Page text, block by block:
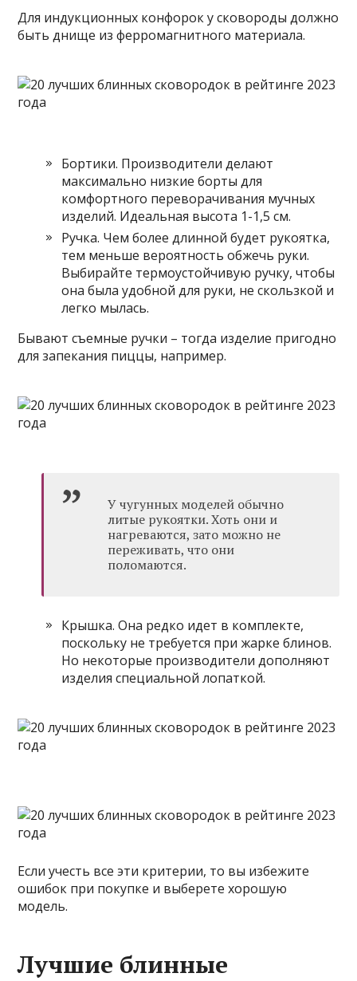
Для индукционных конфорок у сковороды должно
быть днище из ферромагнитного материала.
Бортики. Производители делают
максимально низкие борты для
комфортного переворачивания мучных
изделий. Идеальная высота 1-1,5 см.
Ручка. Чем более длинной будет рукоятка,
тем меньше вероятность обжечь руки.
Выбирайте термоустойчивую ручку, чтобы
она была удобной для руки, не скользкой и
легко мылась.
Бывают съемные ручки – тогда изделие пригодно
для запекания пиццы, например.
У чугунных моделей обычно
литые рукоятки. Хоть они и
нагреваются, зато можно не
переживать, что они
поломаются.
Крышка. Она редко идет в комплекте,
поскольку не требуется при жарке блинов.
Но некоторые производители дополняют
изделия специальной лопаткой.
Если учесть все эти критерии, то вы избежите
ошибок при покупке и выберете хорошую
модель.
Лучшие блинные